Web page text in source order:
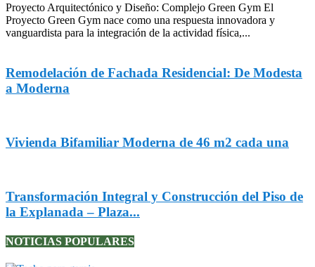
Proyecto Arquitectónico y Diseño: Complejo Green Gym El
Proyecto Green Gym nace como una respuesta innovadora y
vanguardista para la integración de la actividad física,...
Remodelación de Fachada Residencial: De Modesta
a Moderna
Vivienda Bifamiliar Moderna de 46 m2 cada una
Transformación Integral y Construcción del Piso de
la Explanada – Plaza...
NOTICIAS POPULARES